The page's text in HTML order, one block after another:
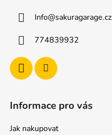
Info@sakuragarage.cz
774839932
Informace pro vás
Jak nakupovat